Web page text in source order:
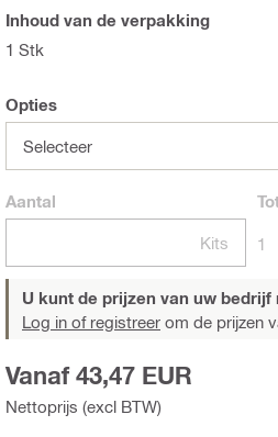
Inhoud van de verpakking
1 Stk
Opties
Selecteer
Aantal
Kits 1
U kunt de prijzen van uw bedrijf
Log in of registreer om de prijzen
Nettoprijs (excl BTW)
Vanaf 43,47 EUR